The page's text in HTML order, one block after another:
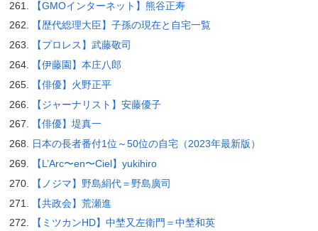
【GMOインターネット】熊谷正寿
【歴代総理大臣】子孫の現在と自宅一覧
【プロレス】武藤敬司
【伊藤園】本庄八郎
【俳優】火野正平
【ジャーナリスト】安藤優子
【俳優】堤真一
日本の長者番付1位～50位の自宅（2023年最新版）
【L’Arc〜en〜Ciel】yukihiro
【ノジマ】野島絹代＝野島廣司
【共政会】荒瀬進
【ミツカンHD】中埜又左衛門＝中埜和英